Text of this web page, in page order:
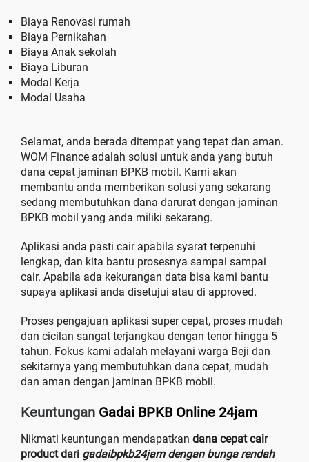
Biaya Renovasi rumah
Biaya Pernikahan
Biaya Anak sekolah
Biaya Liburan
Modal Kerja
Modal Usaha
Selamat, anda berada ditempat yang tepat dan aman.
WOM Finance adalah solusi untuk anda yang butuh
dana cepat jaminan BPKB mobil. Kami akan
membantu anda memberikan solusi yang sekarang
sedang membutuhkan dana darurat dengan jaminan
BPKB mobil yang anda miliki sekarang.
Aplikasi anda pasti cair apabila syarat terpenuhi
lengkap, dan kita bantu prosesnya sampai sampai
cair. Apabila ada kekurangan data bisa kami bantu
supaya aplikasi anda disetujui atau di approved.
Proses pengajuan aplikasi super cepat, proses mudah
dan cicilan sangat terjangkau dengan tenor hingga 5
tahun. Fokus kami adalah melayani warga Beji dan
sekitarnya yang membutuhkan dana cepat, mudah
dan aman dengan jaminan BPKB mobil.
Keuntungan Gadai BPKB Online 24jam
Nikmati keuntungan mendapatkan dana cepat cair
product dari gadaibpkb24jam dengan bunga rendah